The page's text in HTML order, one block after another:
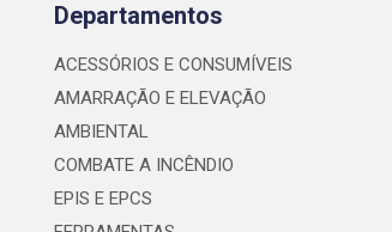
Departamentos
ACESSÓRIOS E CONSUMÍVEIS
AMARRAÇÃO E ELEVAÇÃO
AMBIENTAL
COMBATE A INCÊNDIO
EPIS E EPCS